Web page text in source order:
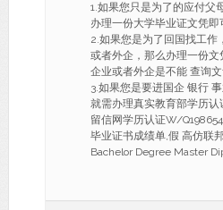
1.如果您只是为了的应付父
办理一份大学毕业证文凭即
2.如果您是为了回国找工作
或者外企，那么办理一份
企业或者外企是不能 查询文
3.如果您是要进国企 银行
就需办理真实教育部学历
留信网学历认证W/
毕业证书成绩单,假 高仿联
Bachelor Degree Master